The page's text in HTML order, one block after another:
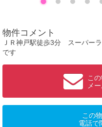
物件コメント
ＪＲ神戸駅徒歩3分 スーパー
です
こ
メ
この
電話で